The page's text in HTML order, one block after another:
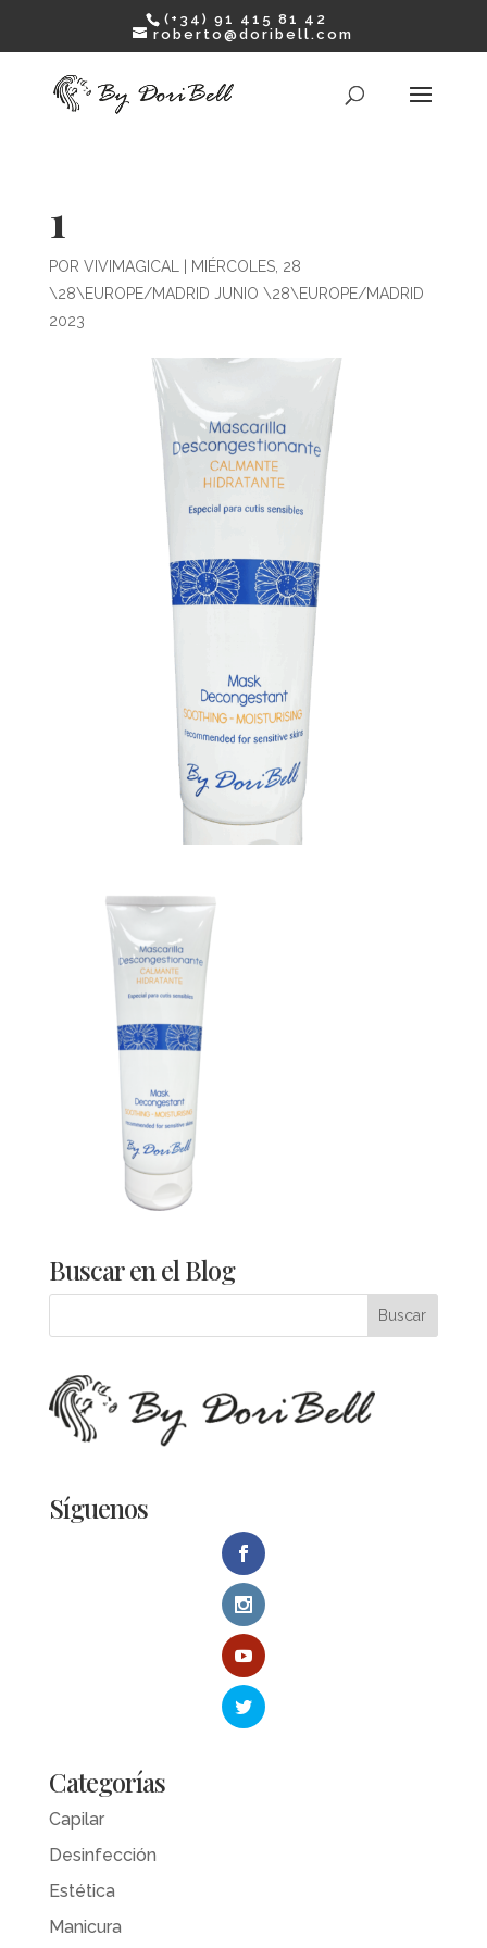
(+34) 91 415 81 42
roberto@doribell.com
1
POR VIVIMAGICAL
MIÉRCOLES, 28
\28\EUROPE/MADRID JUNIO \28\EUROPE/MADRID
2023
Buscar en el Blog
Síguenos
Categorías
Capilar
Desinfección
Estética
Manicura